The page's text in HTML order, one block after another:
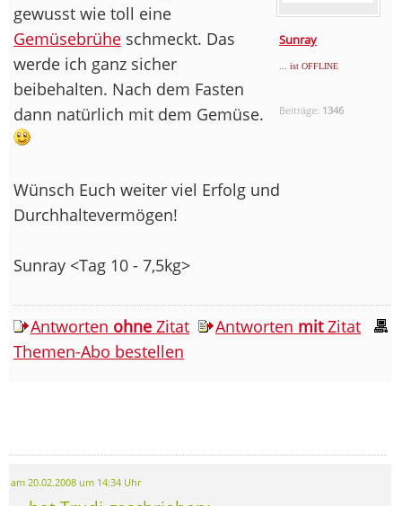
Sunray
... ist OFFLINE
Beiträge: 1346
gewusst wie toll eine
Gemüsebrühe schmeckt. Das
werde ich ganz sicher
beibehalten. Nach dem Fasten
dann natürlich mit dem Gemüse.
Wünsch Euch weiter viel Erfolg und
Durchhaltevermögen!
Sunray <Tag 10 - 7,5kg>
Antworten ohne Zitat Antworten mitZitat
Themen-Abo bestellen
am 20.02.2008 um 14:34 Uhr